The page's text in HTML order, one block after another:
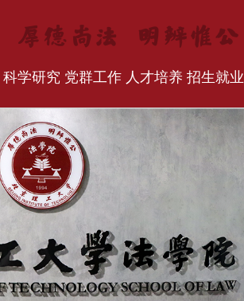
科学研究 党群工作 人才培养 招生就业